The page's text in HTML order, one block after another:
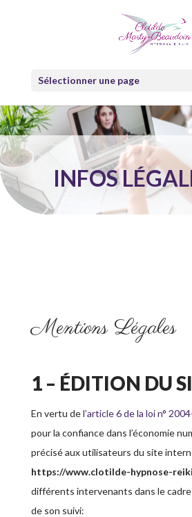
Sélectionner une page
INFOS
Mentions Légales
1 – ÉDITION DU
En vertu del’article 6 de la loi n°
pour la confiance dans l’économie
précisé aux utilisateurs du site
https://www.clotilde-hypnose-
différents intervenants dans le
de son suivi: